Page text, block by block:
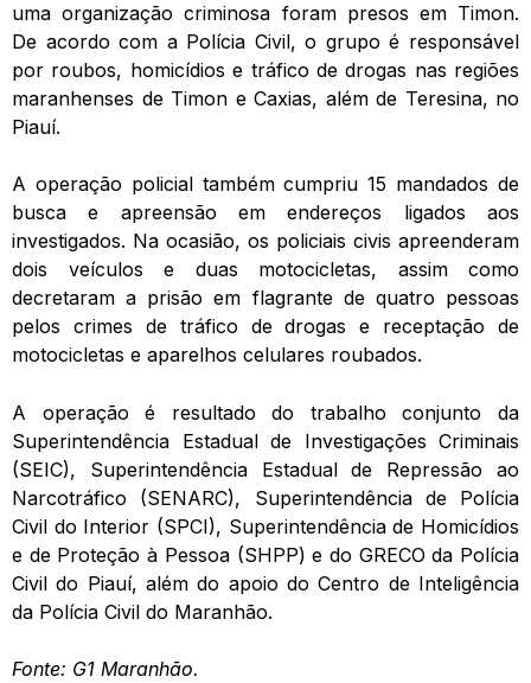
uma organização criminosa foram presos em Timon.
De acordo com a Polícia Civil, o grupo é responsável
por roubos, homicídios e tráfico de drogas nas regiões
maranhenses de Timon e Caxias, além de Teresina, no
Piauí.
A operação policial também cumpriu 15 mandados de
busca e apreensão em endereços ligados aos
investigados. Na ocasião, os policiais civis apreenderam
dois veículos e duas motocicletas, assim como
decretaram a prisão em flagrante de quatro pessoas
pelos crimes de tráfico de drogas e receptação de
motocicletas e aparelhos celulares roubados.
A operação é resultado do trabalho conjunto da
Superintendência Estadual de Investigações Criminais
(SEIC), Superintendência Estadual de Repressão ao
Narcotráfico (SENARC), Superintendência de Polícia
Civil do Interior (SPCI), Superintendência de Homicídios
e de Proteção à Pessoa (SHPP) e do GRECO da Polícia
Civil do Piauí, além do apoio do Centro de Inteligência
da Polícia Civil do Maranhão.
Fonte: G1 Maranhão.